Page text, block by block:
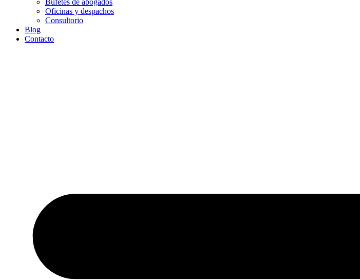
Bufetes de abogados
Oficinas y despachos
Consultorio
Blog
Contacto